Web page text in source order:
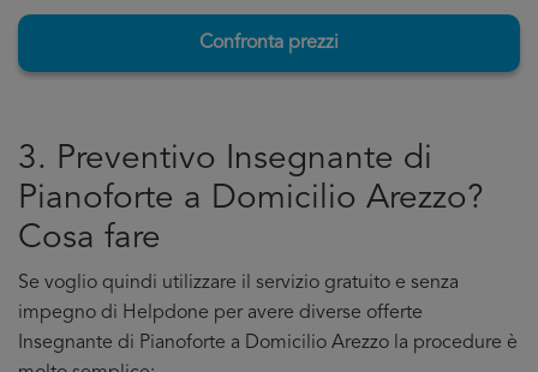
Confronta prezzi
3. Preventivo Insegnante di
Pianoforte a Domicilio Arezzo?
Cosa fare
Se voglio quindi utilizzare il servizio gratuito e senza
impegno di Helpdone per avere diverse offerte
Insegnante di Pianoforte a Domicilio Arezzo la procedure è